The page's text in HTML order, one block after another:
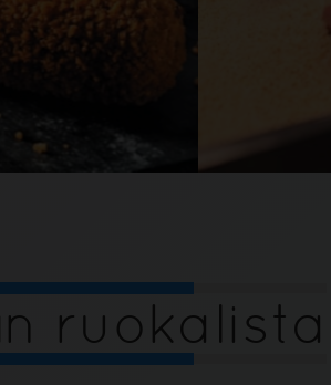
ruokalista